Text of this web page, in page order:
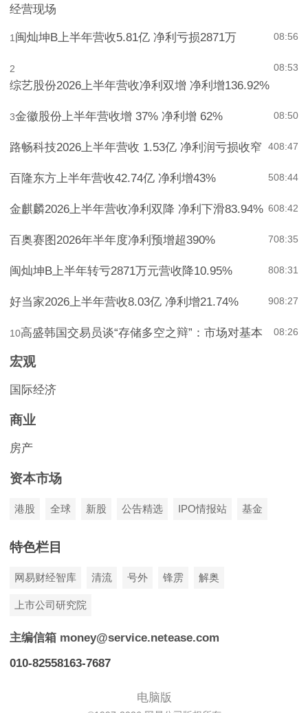
经营现场
08:56
1 闽灿坤B上半年营收5.81亿 净利亏损2871万
08:53
2
综艺股份2026上半年营收净利双增 净利增136.92%
08:50
3金徽股份上半年营收增 37% 净利增 62%
08:47
4
路畅科技2026上半年营收 1.53亿 净利润亏损收窄
08:44
5
百隆东方上半年营收42.74亿 净利增43%
08:42
6
金麒麟2026上半年营收净利双降 净利下滑83.94%
08:35
7
百奥赛图2026年半年度净利预增超390%
08:31
8
闽灿坤B上半年转亏2871万元营收降10.95%
08:27
9
好当家2026上半年营收8.03亿 净利增21.74%
08:26
10高盛韩国交易员谈“存储多空之辩”：市场对基本
宏观
国际经济
商业
房产
资本市场
港股 全球 新股 公告精选 IPO情报站 基金
特色栏目
网易财经智库 清流 号外 锋雳 解奥
上市公司研究院
主编信箱 money@service.netease.com
010-82558163-7687
电脑版